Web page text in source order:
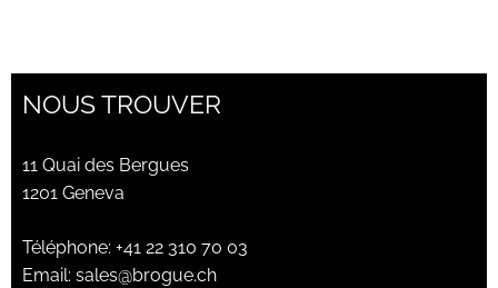
Panier
Privacy Policy
Refund and Returns Policy
NOUS TROUVER
11 Quai des Bergues
1201 Geneva
Téléphone: +41 22 310 70 03
Email: sales@brogue.ch